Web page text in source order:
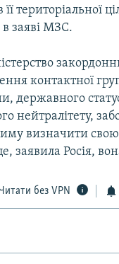
територіальної
заяві МЗС.
контактної
державного
нейтралітету,
визначити свою
заявила Росія,
без VPN